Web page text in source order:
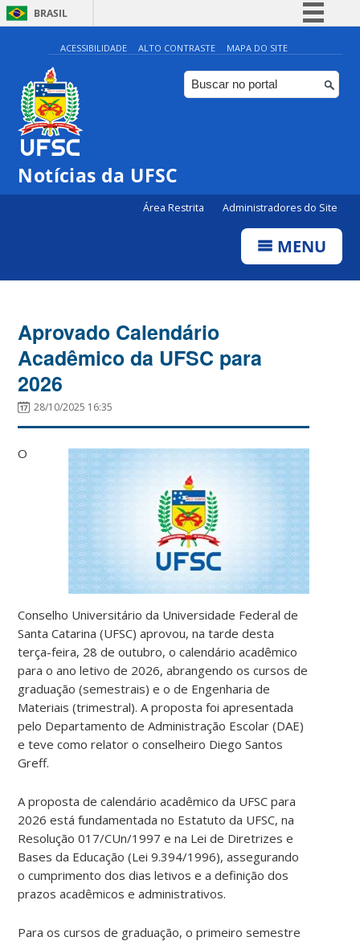
BRASIL
Simplifique!
Comunica BR
Participe
ACESSIBILIDADE ALTO CONTRASTE MAPA DO SITE
Notícias da UFSC
Área Restrita Administradores do Site
MENU
Aprovado Calendário
Acadêmico da UFSC para
2026
28/10/2025 16:35
O
Conselho Universitário da Universidade Federal de
Santa Catarina (UFSC) aprovou, na tarde desta
terça-feira, 28 de outubro, o calendário acadêmico
para o ano letivo de 2026, abrangendo os cursos de
graduação (semestrais) e o de Engenharia de
Materiais (trimestral). A proposta foi apresentada
pelo Departamento de Administração Escolar (DAE)
e teve como relator o conselheiro Diego Santos
Greff.
A proposta de calendário acadêmico da UFSC para
2026 está fundamentada no Estatuto da UFSC, na
Resolução 017/CUn/1997 e na Lei de Diretrizes e
Bases da Educação (Lei 9.394/1996), assegurando
o cumprimento dos dias letivos e a definição dos
prazos acadêmicos e administrativos.
Para os cursos de graduação, o primeiro semestre